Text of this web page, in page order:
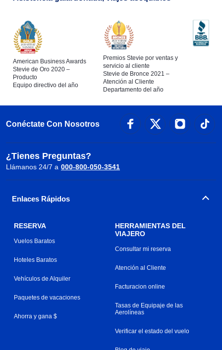
American Business Awards
Stevie de Oro 2020 –
Producto
Equipo directivo del año
Premios Stevie por ventas y
servicio al cliente
Stevie de Bronce 2021 –
Atención al Cliente
Departamento del año
Conéctate Con Nosotros
¿Tienes Preguntas?
Llámanos 24/7 a 000-800-050-3541
Enlaces Rápidos
RESERVA
Vuelos Baratos
Hoteles Baratos
Vehículos de Alquiler
Paquetes de vacaciones
Ahorra y gana $
HERRAMIENTAS DEL
VIAJERO
Consultar mi reserva
Atención al Cliente
Facturacion online
Tasas de Equipaje de las
Aerolíneas
Verificar el estado del vuelo